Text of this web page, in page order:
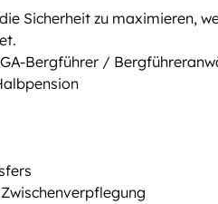
Sicherheit zu maximieren,
Bergführer /